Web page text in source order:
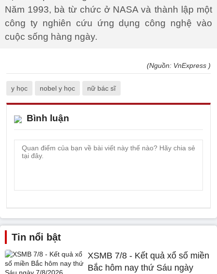
Năm 1993, bà từ chức ở NASA và thành lập một
công ty nghiên cứu ứng dụng công nghệ vào
cuộc sống hàng ngày.
(Nguồn: VnExpress )
y học nobel y học nữ bác sĩ
Bình luận
Tin nổi bật
XSMB 7/8 - Kết quả xổ số miền
Bắc hôm nay thứ Sáu ngày